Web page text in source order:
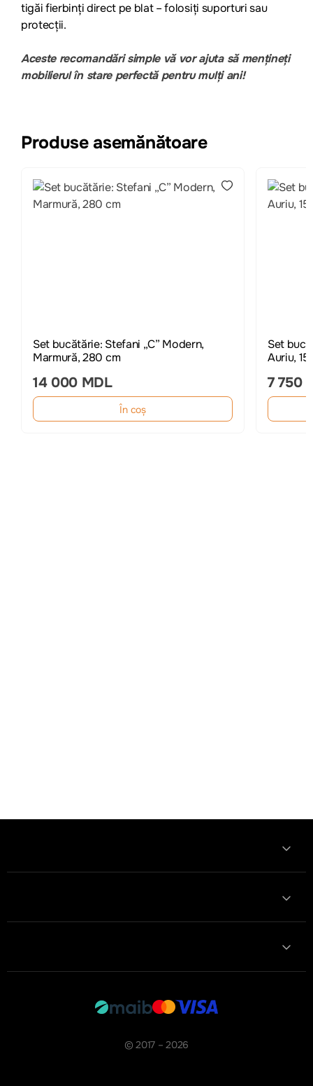
tigăi fierbinți direct pe blat – folosiți suporturi sau
protecții.
Aceste recomandări simple vă vor ajuta să mențineți
mobilierul în stare perfectă pentru mulți ani!
Produse asemănătoare
Set bucătărie: Stefani „C” Modern,
Marmură, 280 cm
14 000 MDL
În coș
Set
Auriu,
7 750
© 2017 – 2026